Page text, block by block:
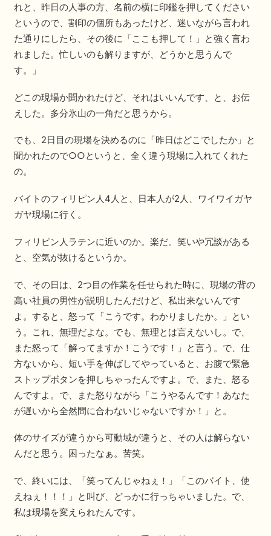
れと、昨日の人事の方、名前の横に印鑑を押してください
というので、割印の個所もあったけど、迷いながら言われ
た通りにしたら、その後に「ここも押して！」と強く言わ
れました。忙しいのも解りますが、どうかと思うんで
す。」
どこの現場か聞かれたけど、それはいいんです、と、お伝
えした。多分氷山の一角だと思うから。
でも、2日目の現場を決めるのに「昨日はどこでしたか」と
聞かれたので○○というと、全く違う現場に入れてくれた
の。
バイトのフィリピン人4人と、日本人が2人、ワイワイガヤ
ガヤ現場に行く。
フィリピン人ラテンに近いのか。楽だ。笑いや冗談がある
と、空気が抜けるというか。
で、その日は、2つ目の作業を任せられた時に、現場の背の
高い社員の男性が説明したんだけど、私出来ないんです
よ。すると、怒って「こうです。わかりましたか。」とい
う。これ、無理だよな。でも、無理とは言えないし。で、
また怒って「解ってますか！こうです！」と言う。で、仕
方ないから、短い手を伸ばしてやっていると、お腹で緊急
ストップボタンを押しちゃったんですよ。で、また、怒る
んですよ。で、また怒りながら「こうやるんです！あなた
が遅いから全然間に合わないじゃないですか！」と。
体のサイズが違うから可動域が違うと、その人は解らない
んだと思う。困ったなぁ。苦笑。
で、終いには、「笑ってんじゃねぇ！」「このバイト、使
えねぇ！！！」と叫び、どっかに行っちゃいました。で、
私は現場を変えられたんです。